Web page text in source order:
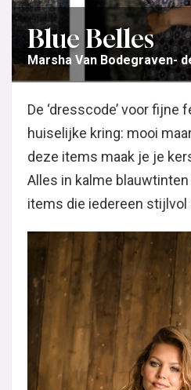
Blue Belles
Marsha Van Bodegraven
De ‘dresscode’ voor fijne
huiselijke kring: mooi
deze items maak je je
Alles in kalme
items die iedereen stijlvol